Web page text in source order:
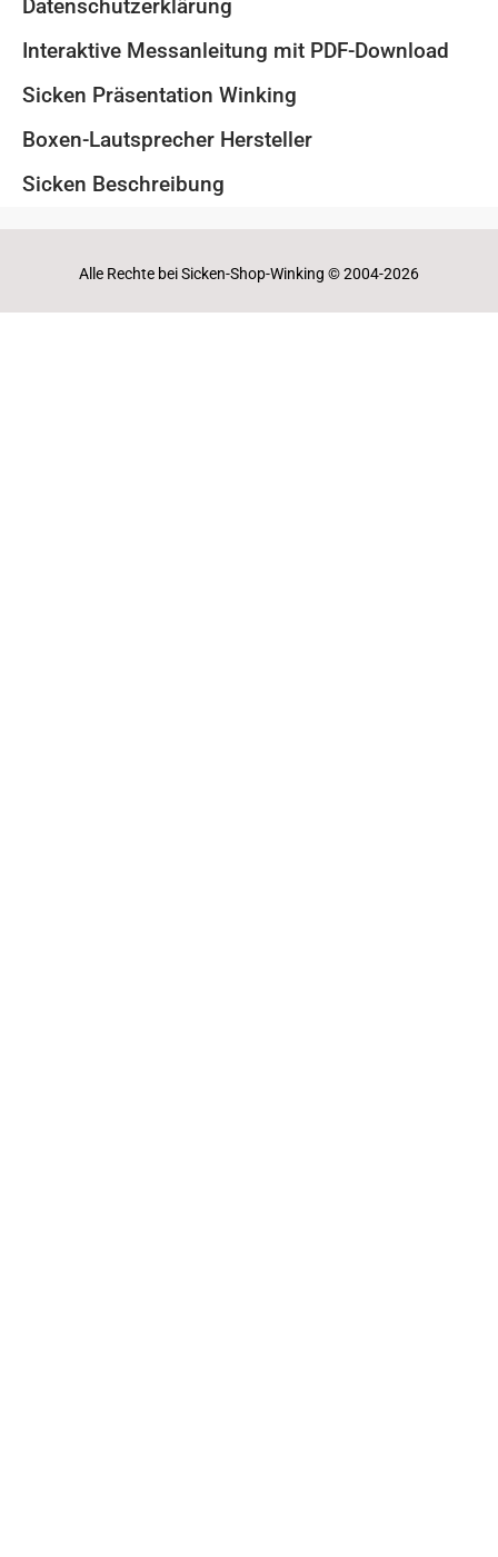
Datenschutzerklärung
Interaktive Messanleitung mit PDF-Download
Sicken Präsentation Winking
Boxen-Lautsprecher Hersteller
Sicken Beschreibung
Alle Rechte bei Sicken-Shop-Winking © 2004-2026